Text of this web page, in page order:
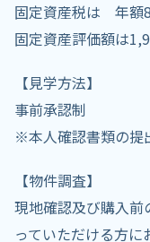
固定資産税は 年額
固定資産評価額は
【見学方法】
事前承認制
※本人確認書類の提
【物件調査】
現地確認及び購入
っていただける方に